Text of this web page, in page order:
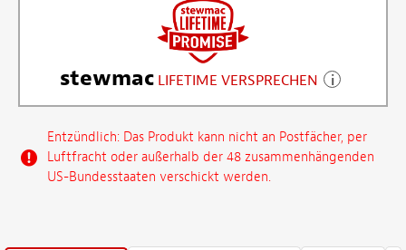
stewmac LIFETIME VERSPRECHEN
Entzündlich: Das Produkt kann nicht an Postfächer, per
Luftfracht oder außerhalb der 48 zusammenhängenden
US-Bundesstaaten verschickt werden.